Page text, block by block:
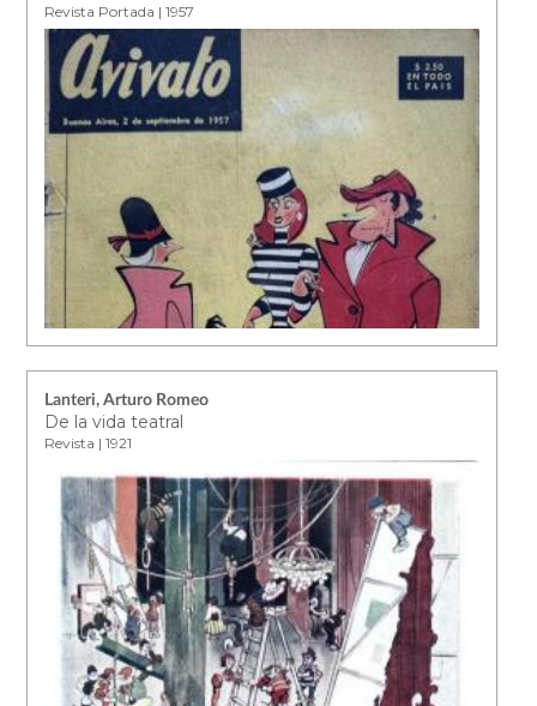
Revista Portada | 1957
Lanteri, Arturo Romeo
De la vida teatral
Revista | 1921